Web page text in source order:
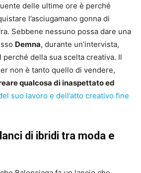
delle ultime ore è perché
l’asciugamano gonna di
Sebbene nessuno possa dare una
Demna, durante un’intervista,
della sua scelta creativa. Il
non è tanto quello di vendere,
qualcosa di inaspettato ed
suo lavoro e dell’atto creativo fine
di ibridi tra moda e